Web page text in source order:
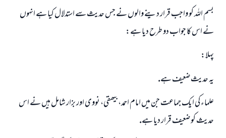
بسم اللہ كو واجب قرار دينے والوں نے جس حديث سے استدلال كيا ہے انہوں
نے اس كا جواب دو طرح ديا ہے:
پہلا:
يہ حديث ضعيف ہے.
علماء كى ايك جماعت جن ميں امام احمد، بيھقى، نووى اور بزار شامل ہيں نے اس
حديث كو ضعيف قرار ديا ہے.